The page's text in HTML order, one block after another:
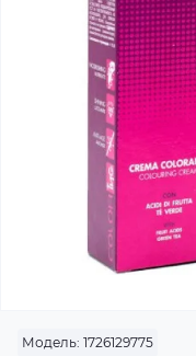
Модель: 1726129775